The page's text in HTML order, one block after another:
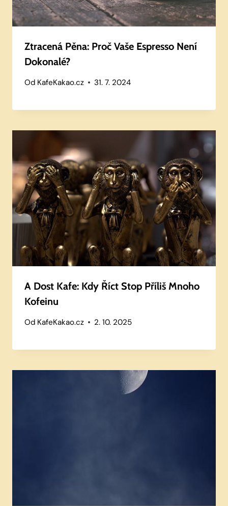
Ztracená Pěna: Proč Vaše Espresso Není
Dokonalé?
Od KafeKakao.cz 31. 7. 2024
A Dost Kafe: Kdy Říct Stop Příliš Mnoho
Kofeinu
Od KafeKakao.cz 2. 10. 2025